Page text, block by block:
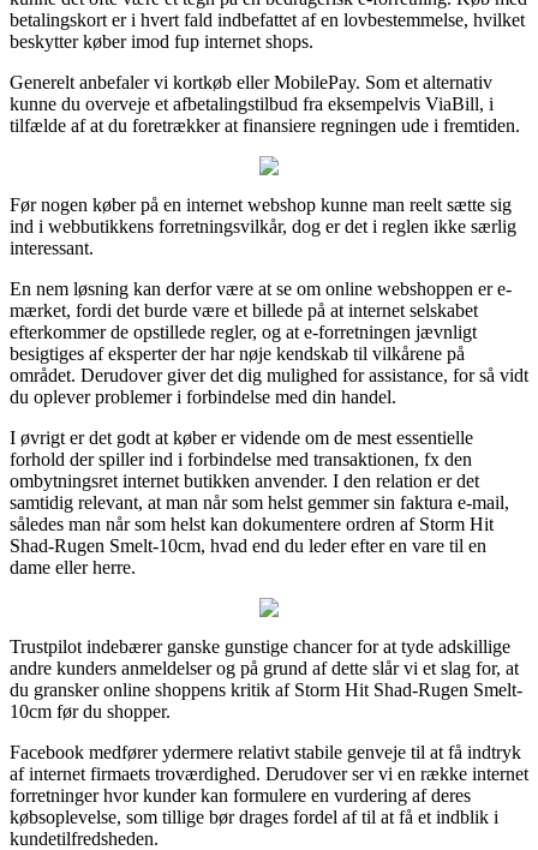
betalingskort er i hvert fald indbefattet af en lovbestemmelse, hvilket
beskytter køber imod fup internet shops.
Generelt anbefaler vi kortkøb eller MobilePay. Som et alternativ
kunne du overveje et afbetalingstilbud fra eksempelvis ViaBill, i
tilfælde af at du foretrækker at finansiere regningen ude i fremtiden.
Før nogen køber på en internet webshop kunne man reelt sætte sig
ind i webbutikkens forretningsvilkår, dog er det i reglen ikke særlig
interessant.
En nem løsning kan derfor være at se om online webshoppen er e-
mærket, fordi det burde være et billede på at internet selskabet
efterkommer de opstillede regler, og at e-forretningen jævnligt
besigtiges af eksperter der har nøje kendskab til vilkårene på
området. Derudover giver det dig mulighed for assistance, for så vidt
du oplever problemer i forbindelse med din handel.
I øvrigt er det godt at køber er vidende om de mest essentielle
forhold der spiller ind i forbindelse med transaktionen, fx den
ombytningsret internet butikken anvender. I den relation er det
samtidig relevant, at man når som helst gemmer sin faktura e-mail,
således man når som helst kan dokumentere ordren af Storm Hit
Shad-Rugen Smelt-10cm, hvad end du leder efter en vare til en
dame eller herre.
Trustpilot indebærer ganske gunstige chancer for at tyde adskillige
andre kunders anmeldelser og på grund af dette slår vi et slag for, at
du gransker online shoppens kritik af Storm Hit Shad-Rugen Smelt-
10cm før du shopper.
Facebook medfører ydermere relativt stabile genveje til at få indtryk
af internet firmaets troværdighed. Derudover ser vi en række internet
forretninger hvor kunder kan formulere en vurdering af deres
købsoplevelse, som tillige bør drages fordel af til at få et indblik i
kundetilfredsheden.